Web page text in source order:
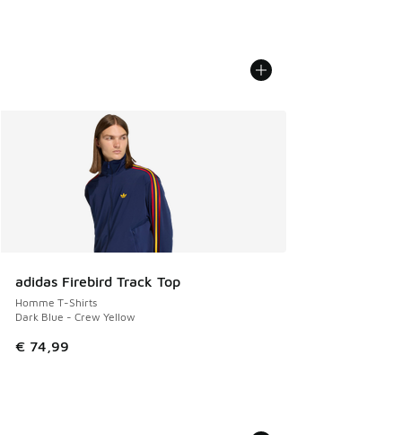
adidas Firebird Track Top
Homme T-Shirts
Dark Blue - Crew Yellow
€ 74,99